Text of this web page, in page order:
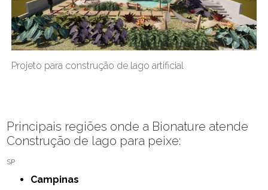
Projeto para construção de lago artificial
Principais regiões onde a Bionature atende
Construção de lago para peixe:
SP
Campinas